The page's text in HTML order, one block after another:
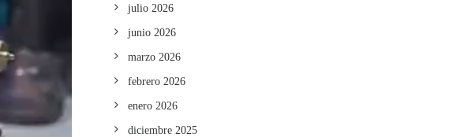
julio 2026
junio 2026
marzo 2026
febrero 2026
enero 2026
diciembre 2025